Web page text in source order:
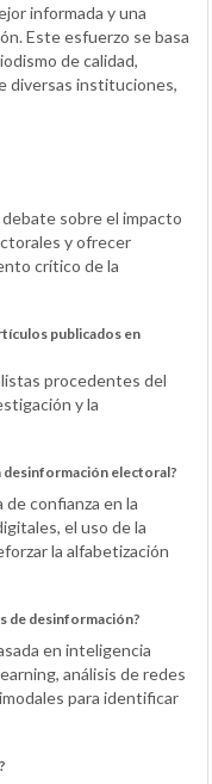
informada y una
Este esfuerzo se basa
de calidad,
diversas instituciones,
sobre el impacto
y ofrecer
crítico de la
publicados en
procedentes del
y la
desinformación electoral?
confianza en la
el uso de la
la alfabetización
de desinformación?
en inteligencia
análisis de redes
para identificar